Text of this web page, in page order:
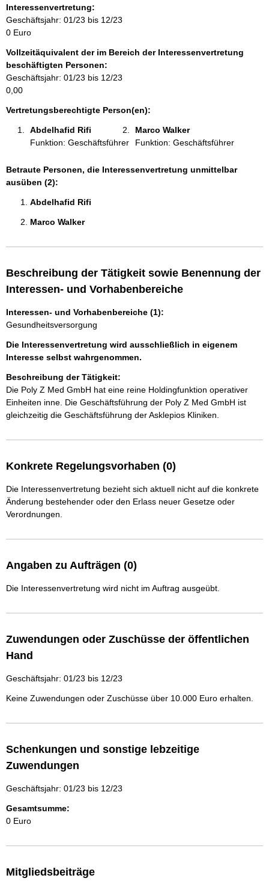
o
r
m
t
i
o
n
e
Interessenvertretung:
Geschäftsjahr: 01/23 bis 12/23
0 Euro
Vollzeitäquivalent der im Bereich der Interessenvertretung
beschäftigten Personen:
Geschäftsjahr: 01/23 bis 12/23
0,00
Vertretungsberechtigte Person(en):
Abdelhafid Rifi
Funktion: Geschäftsführer
Marco Walker
Funktion: Geschäftsführer
Betraute Personen, die Interessenvertretung unmittelbar
ausüben (2):
Abdelhafid Rifi
Marco Walker
Beschreibung der Tätigkeit sowie Benennung der
Interessen- und Vorhabenbereiche
Interessen- und Vorhabenbereiche (1):
Gesundheitsversorgung
Die Interessenvertretung wird ausschließlich in eigenem
Interesse selbst wahrgenommen.
Beschreibung der Tätigkeit:
Die Poly Z Med GmbH hat eine reine Holdingfunktion operativer
Einheiten inne. Die Geschäftsführung der Poly Z Med GmbH ist
gleichzeitig die Geschäftsführung der Asklepios Kliniken.
Konkrete Regelungsvorhaben (0)
Die Interessenvertretung bezieht sich aktuell nicht auf die konkrete
Änderung bestehender oder den Erlass neuer Gesetze oder
Verordnungen.
Angaben zu Aufträgen (0)
Die Interessenvertretung wird nicht im Auftrag ausgeübt.
Zuwendungen oder Zuschüsse der öffentlichen
Hand
Geschäftsjahr: 01/23 bis 12/23
Keine Zuwendungen oder Zuschüsse über 10.000 Euro erhalten.
Schenkungen und sonstige lebzeitige
Zuwendungen
Geschäftsjahr: 01/23 bis 12/23
Gesamtsumme:
0 Euro
Mitgliedsbeiträge